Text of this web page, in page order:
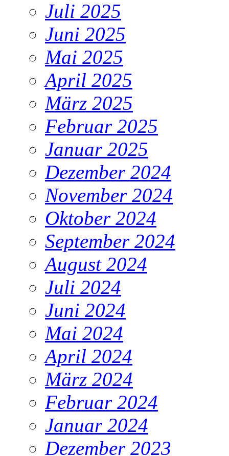
Juli 2025
Juni 2025
Mai 2025
April 2025
März 2025
Februar 2025
Januar 2025
Dezember 2024
November 2024
Oktober 2024
September 2024
August 2024
Juli 2024
Juni 2024
Mai 2024
April 2024
März 2024
Februar 2024
Januar 2024
Dezember 2023